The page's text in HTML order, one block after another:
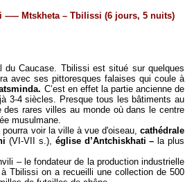
–— Mtskheta – Tbilissi (6 jours, 5 nuits)
du Caucase. Tbilissi est situé sur quelques
avec ses pittoresques falaises qui coule à
C’est en effet la partie ancienne de
3-4 siècles. Presque tous les bâtiments au
des rares villes au monde où dans le centre
musulmane.
pourra voir la ville à vue d'oiseau,cathédrale
(VI-VII s.), église d’Antchiskhati – la plus
– le fondateur de la production industrielle
Tbilissi on a recueilli une collection de 500